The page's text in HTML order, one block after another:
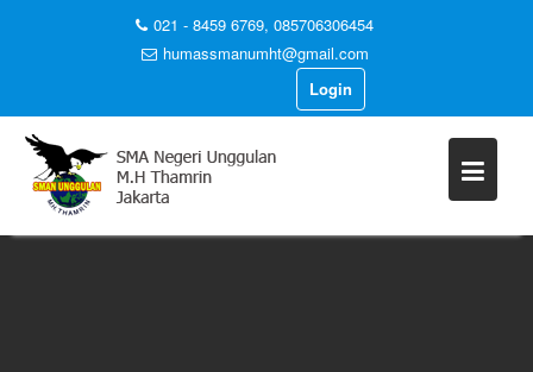
021 - 8459 6769, 085706306454
humassmanumht@gmail.com
Login